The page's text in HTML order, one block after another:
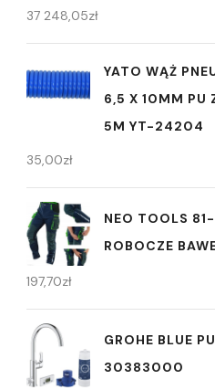
37 248,05zł
YATO WĄŻ
6,5 X 10MM PU
5M YT-24204
35,00zł
NEO TOOLS
ROBOCZE
197,70zł
GROHE BLUE
30383000